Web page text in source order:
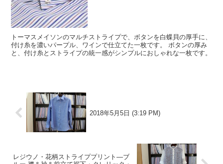
トーマスメイソンのマルチストライプで、ボタンを白蝶貝の厚手に、
付け糸を濃いパープル、ワインで仕立てた一枚です。 ボタンの厚み
と、付け糸とストライプの統一感がシンプルにおしゃれな一枚です。
2018年5月5日 (3:19 PM)
レジウノ・花柄ストライププリント―ブ